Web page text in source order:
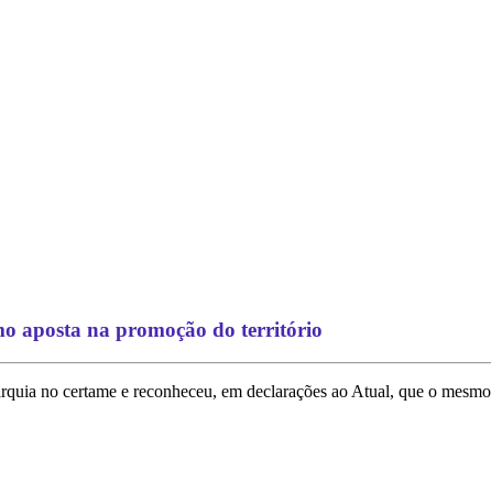
aposta na promoção do território
no certame e reconheceu, em declarações ao Atual, que o